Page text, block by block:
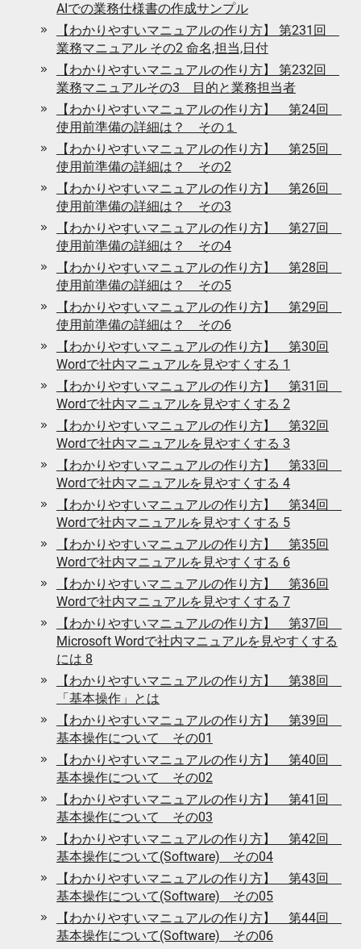
AIでの業務仕様書の作成サンプル
【わかりやすいマニュアルの作り方】 第231回
業務マニュアル その2 命名,担当,日付
【わかりやすいマニュアルの作り方】 第232回
業務マニュアルその3 目的と業務担当者
【わかりやすいマニュアルの作り方】 第24回
使用前準備の詳細は？ その１
【わかりやすいマニュアルの作り方】 第25回
使用前準備の詳細は？ その2
【わかりやすいマニュアルの作り方】 第26回
使用前準備の詳細は？ その3
【わかりやすいマニュアルの作り方】 第27回
使用前準備の詳細は？ その4
【わかりやすいマニュアルの作り方】 第28回
使用前準備の詳細は？ その5
【わかりやすいマニュアルの作り方】 第29回
使用前準備の詳細は？ その6
【わかりやすいマニュアルの作り方】 第30回
Wordで社内マニュアルを見やすくする 1
【わかりやすいマニュアルの作り方】 第31回
Wordで社内マニュアルを見やすくする 2
【わかりやすいマニュアルの作り方】 第32回
Wordで社内マニュアルを見やすくする 3
【わかりやすいマニュアルの作り方】 第33回
Wordで社内マニュアルを見やすくする 4
【わかりやすいマニュアルの作り方】 第34回
Wordで社内マニュアルを見やすくする 5
【わかりやすいマニュアルの作り方】 第35回
Wordで社内マニュアルを見やすくする 6
【わかりやすいマニュアルの作り方】 第36回
Wordで社内マニュアルを見やすくする 7
【わかりやすいマニュアルの作り方】 第37回
Microsoft Wordで社内マニュアルを見やすくする
には 8
【わかりやすいマニュアルの作り方】 第38回
「基本操作」とは
【わかりやすいマニュアルの作り方】 第39回
基本操作について その01
【わかりやすいマニュアルの作り方】 第40回
基本操作について その02
【わかりやすいマニュアルの作り方】 第41回
基本操作について その03
【わかりやすいマニュアルの作り方】 第42回
基本操作について(Software) その04
【わかりやすいマニュアルの作り方】 第43回
基本操作について(Software) その05
【わかりやすいマニュアルの作り方】 第44回
基本操作について(Software) その06